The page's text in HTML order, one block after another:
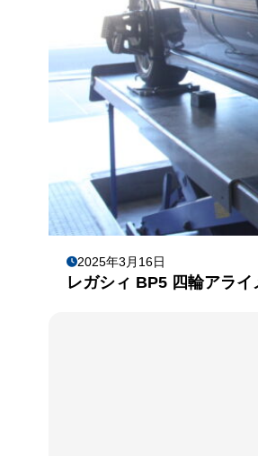
2025年3月16日
レガシィ BP5 四輪アライ